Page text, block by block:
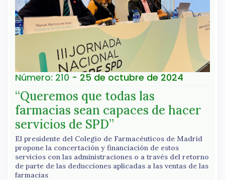
Número: 210 - 25 de octubre de 2024
“Queremos que todas las
farmacias sean capaces de hacer
servicios de SPD”
El presidente del Colegio de Farmacéuticos de Madrid
propone la concertación y financiación de estos
servicios con las administraciones o a través del retorno
de parte de las deducciones aplicadas a las ventas de las
farmacias